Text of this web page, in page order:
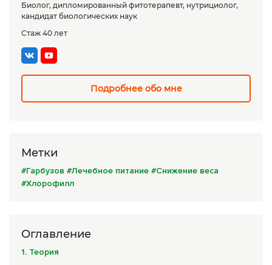
Травяной чай
Специи
Крупы
Натуральные растительные масла
Средства личной гигиены
Приборы лечебные
Биолог, дипломированный фитотерапевт, нутрициолог,
кандидат биологических наук
Стаж 40 лет
Подробнее обо мне
Метки
#Гарбузов #Лечебное питание #Снижение веса
#Хлорофилл
Оглавление
1. Теория